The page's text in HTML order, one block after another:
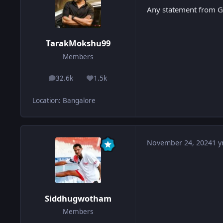
TarakMokshu99
Members
32.6k
posts 1.5k
Reputation
Location: Bangalore
Any statement from
Siddhugwotham
Members
November 24, 20241